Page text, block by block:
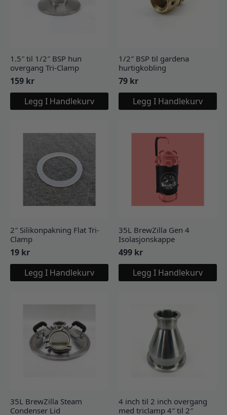
1.5″ til 1/2″ BSP hun
overgang Tri-Clamp
159 kr
Legg I Handlekurv
1/2″ BSP til gardena
hurtigkobling
79 kr
Legg I Handlekurv
2″ Silikonpakning Flat Tri-
Clamp
19 kr
Legg I Handlekurv
35L BrewZilla Gen 4
Isolasjonskappe
499 kr
Legg I Handlekurv
35L BrewZilla Steam
Condenser Lid
4 inch til 2 inch overgang
med triclamp 4″ til 2″